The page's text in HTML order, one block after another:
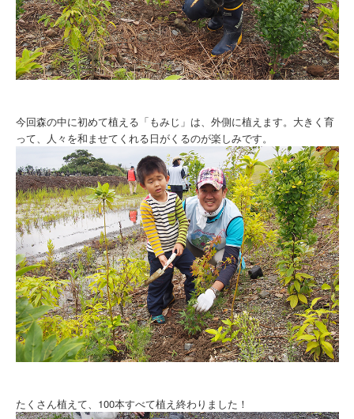
今回森の中に初めて植える「もみじ」は、外側に植えます。大きく育
って、人々を和ませてくれる日がくるのが楽しみです。
たくさん植えて、100本すべて植え終わりました！